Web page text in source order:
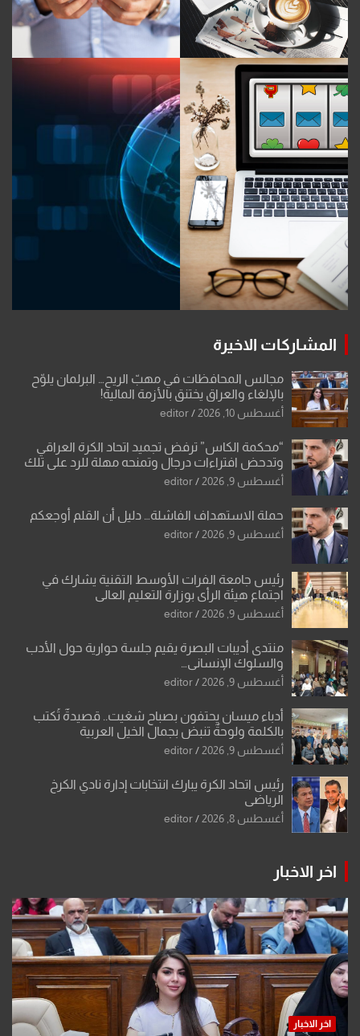
المشاركات الاخيرة
مجالس المحافظات في مهبّ الريح… البرلمان يلوّح
بالإلغاء والعراق يختنق بالأزمة المالية!
أغسطس 10, 2026 editor
“محكمة الكاس” ترفض تجميد اتحاد الكرة العراقي
وتدحض افتراءات درجال وتمنحه مهلة للرد على تلك
الشكوى
أغسطس 9, 2026 editor
حملة الاستهداف الفاشلة… دليل أن القلم أوجعكم
أغسطس 9, 2026 editor
رئيس جامعة الفرات الأوسط التقنية يشارك في
اجتماع هيئة الرأي بوزارة التعليم العالي
أغسطس 9, 2026 editor
منتدى أديبات البصرة يقيم جلسة حوارية حول الأدب
والسلوك الإنساني…
أغسطس 9, 2026 editor
أدباء ميسان يحتفون بصباح شغيت.. قصيدةٌ تُكتب
بالكلمة ولوحةٌ تنبض بجمال الخيل العربية
أغسطس 9, 2026 editor
رئيس اتحاد الكرة يبارك انتخابات إدارة نادي الكرخ
الرياضي
أغسطس 8, 2026 editor
اخر الاخبار
اخر الاخبار